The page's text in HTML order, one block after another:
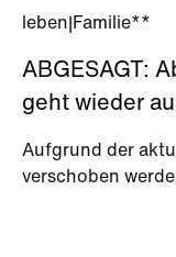
leben Familie**
ABGESAGT:
geht wieder
Aufgrund der
verschoben